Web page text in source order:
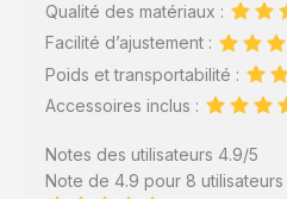
Qualité des matériaux :
Facilité d’ajustement :
Poids et transportabilité :
Accessoires inclus :
Notes des utilisateurs 4.9/5
Note de 4.9 pour 8 utilisateurs